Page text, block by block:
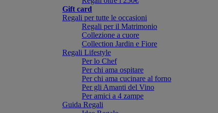
Gift card
Regali per tutte le occasioni
Regali per il Matrimonio
Collezione a cuore
Collection Jardin e Fiore
Regali Lifestyle
Per lo Chef
Per chi ama ospitare
Per chi ama cucinare al forno
Per gli Amanti del Vino
Per amici a 4 zampe
Guida Regali